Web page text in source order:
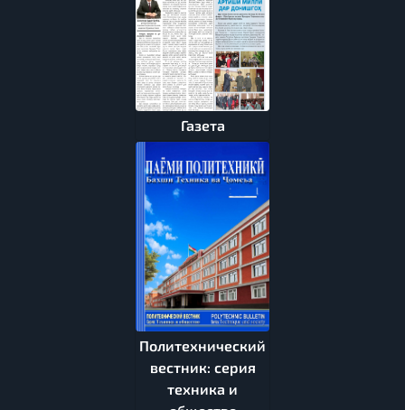
Газета
Политехнический
вестник: серия
техника и